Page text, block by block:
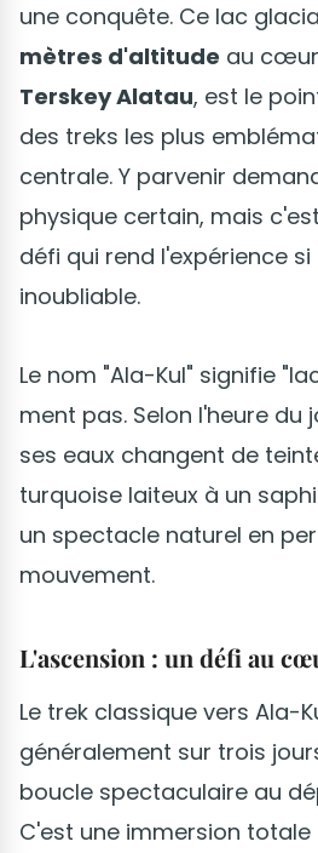
une conquête. Ce lac
mètres d'altitude au
Terskey Alatau, est le
des treks les plus
centrale. Y parvenir
physique certain, mais
défi qui rend l'expérience
inoubliable.
Le nom "Ala-Kul" signifie
ment pas. Selon l'heure du
ses eaux changent de
turquoise laiteux à un
un spectacle naturel en
mouvement.
L'ascension : un défi au
Le trek classique vers Ala-
généralement sur trois
boucle spectaculaire au
C'est une immersion totale